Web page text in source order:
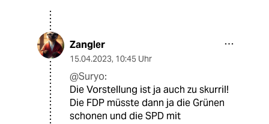
Zangler
15.04.2023, 10:45 Uhr
@Suryo:
Die Vorstellung ist ja auch zu skurril!
Die FDP müsste dann ja die Grünen
schonen und die SPD mit